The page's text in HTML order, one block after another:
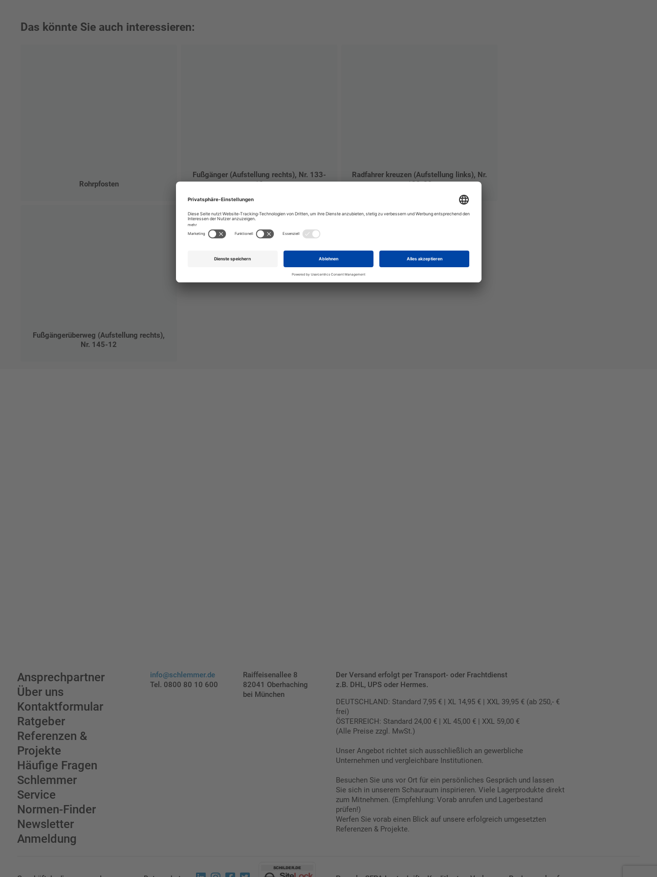
Das könnte Sie auch interessieren:
Rohrpfosten
Fußgänger (Aufstellung rechts), Nr. 133-
10
Radfahrer kreuzen (Aufstellung links), Nr.
138-20
Fußgängerüberweg (Aufstellung rechts),
Nr. 145-12
Ansprechpartner
Über uns
Kontaktformular
Ratgeber
Referenzen &
Projekte
Häufige Fragen
Schlemmer
Service
Normen-Finder
Newsletter
Anmeldung
info@schlemmer.de
Tel. 0800 80 10 600
Raiffeisenallee 8
82041 Oberhaching
bei München
Der Versand erfolgt per Transport- oder Frachtdienst
z.B. DHL, UPS oder Hermes.
DEUTSCHLAND: Standard 7,95 € | XL 14,95 € | XXL 39,95 € (ab 250,- €
frei)
ÖSTERREICH: Standard 24,00 € | XL 45,00 € | XXL 59,00 €
(Alle Preise zzgl. MwSt.)
Unser Angebot richtet sich ausschließlich an gewerbliche
Unternehmen und vergleichbare Institutionen.
Besuchen Sie uns vor Ort für ein persönliches Gespräch und lassen
Sie sich in unserem Schauraum inspirieren. Viele Lagerprodukte direkt
zum Mitnehmen. (Empfehlung: Vorab anrufen und Lagerbestand
prüfen!)
Werfen Sie vorab einen Blick auf unsere erfolgreich umgesetzten
Referenzen & Projekte.